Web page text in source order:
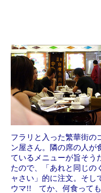
フラリと入った繁華街の
ン屋さん。隣の席の人が
ているメニューが旨そう
たので、「あれと同じの
ャさい」的に注文。そし
ウマ!! てか、何食って